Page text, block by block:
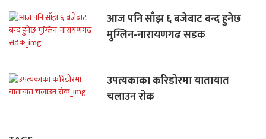
आज पनि साँझ ६ बजेबाट बन्द हुनेछ
मुग्लिन-नारायणगढ सडक
उपत्यकाका करिडोरमा यातायात
चलाउन रोक